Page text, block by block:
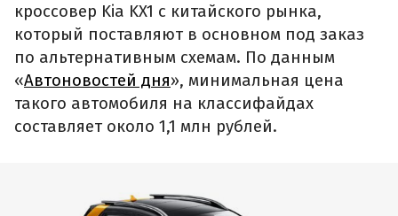
кроссовер Kia KX1 с китайского рынка,
который поставляют в основном под заказ
по альтернативным схемам. По данным
«Автоновостей дня», минимальная цена
такого автомобиля на классифайдах
составляет около 1,1 млн рублей.